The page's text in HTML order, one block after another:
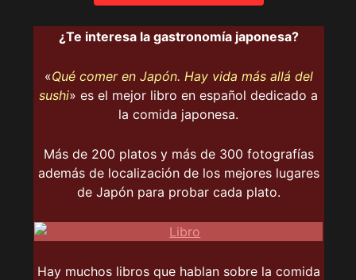
¿Te interesa la gastronomía japonesa?
«Qué comer en Japón. Hay vida más allá del
sushi» es el mejor libro en español dedicado a
la comida japonesa.
Más de 200 platos y más de 300 fotografías
además de localización de los mejores lugares
de Japón para probar cada plato.
Hay muchos libros que hablan sobre la comida